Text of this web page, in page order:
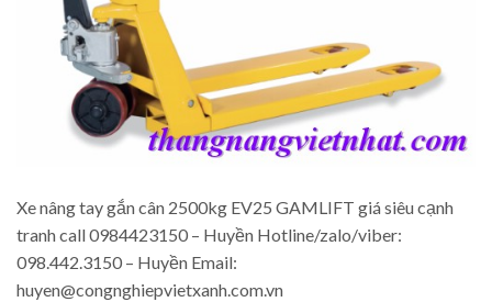
Xe nâng tay gắn cân 2500kg EV25 GAMLIFT giá siêu cạnh
tranh call 0984423150 – Huyền Hotline/zalo/viber:
098.442.3150 – Huyền Email:
huyen@congnghiepvietxanh.com.vn